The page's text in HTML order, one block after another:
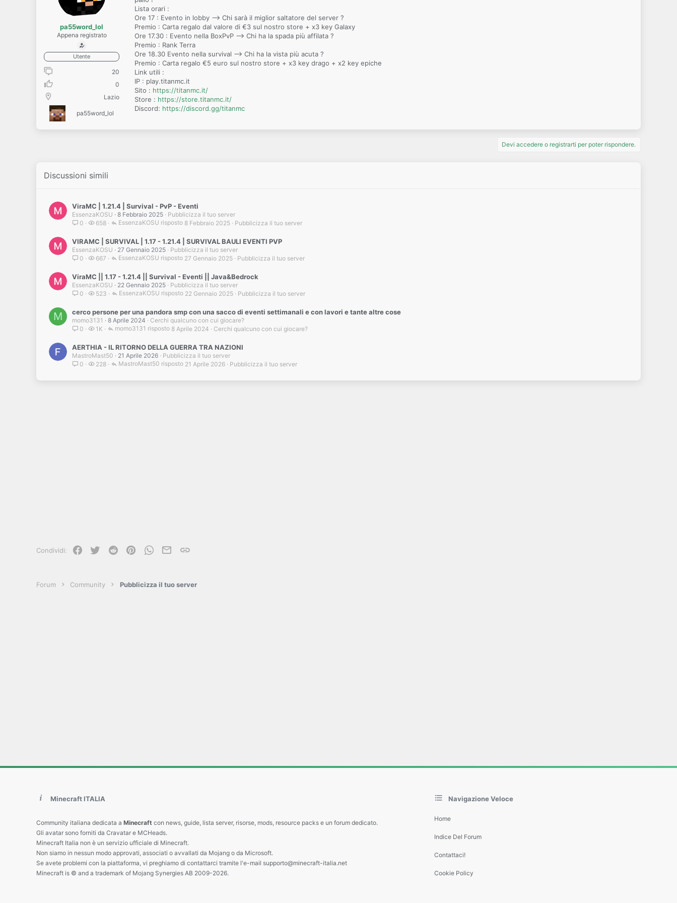
pa55word_lol
Appena registrato
Utente
20
0
Lazio
pa55word_lol
Lista orari :
Ore 17 : Evento in lobby --> Chi sarà il miglior saltatore del server ?
Premio : Carta regalo dal valore di €3 sul nostro store + x3 key Galaxy
Ore 17.30 : Evento nella BoxPvP --> Chi ha la spada più affilata ?
Premio : Rank Terra
Ore 18.30 Evento nella survival --> Chi ha la vista più acuta ?
Premio : Carta regalo €5 euro sul nostro store + x3 key drago + x2 key epiche
Link utili :
IP : play.titanmc.it
Sito : https://titanmc.it/
Store : https://store.titanmc.it/
Discord: https://discord.gg/titanmc
Devi accedere o registrarti per poter rispondere.
Discussioni simili
ViraMC | 1.21.4 | Survival - PvP - Eventi
EssenzaKOSU 8 Febbraio 2025
Pubblicizza il tuo server
0
658 Pubblicizza il tuo server
8 Febbraio 2025
EssenzaKOSU
VIRAMC | SURVIVAL | 1.17 - 1.21.4 | SURVIVAL BAULI EVENTI PVP
EssenzaKOSU 27 Gennaio 2025
Pubblicizza il tuo server
0
667 Pubblicizza il tuo server
27 Gennaio 2025
EssenzaKOSU
ViraMC || 1.17 - 1.21.4 || Survival - Eventi || Java&Bedrock
EssenzaKOSU 22 Gennaio 2025
Pubblicizza il tuo server
0
523 Pubblicizza il tuo server
22 Gennaio 2025
EssenzaKOSU
M cerco persone per una pandora smp con una sacco di eventi settimanali e con lavori e tante altre cose
momo3131 8 Aprile 2024
Cerchi qualcuno con cui giocare?
0
1K Cerchi qualcuno con cui giocare?
8 Aprile 2024
momo3131
AERTHIA - IL RITORNO DELLA GUERRA TRA NAZIONI
MastroMast50 21 Aprile 2026
Pubblicizza il tuo server
0
228 Pubblicizza il tuo server
21 Aprile 2026
MastroMast50
Condividi: Facebook
Twitter Reddit PinterestWhatsApp
e-mailLink
Forum Community Pubblicizza il tuo server
Minecraft ITALIA
Community italiana dedicata a Minecraft con news, guide, lista server, risorse, mods, resource packs e un forum dedicato.
Gli avatar sono forniti da Cravatar e MCHeads.
Minecraft Italia non è un servizio ufficiale di Minecraft.
Non siamo in nessun modo approvati, associati o avvallati da Mojang o da Microsoft.
Se avete problemi con la piattaforma, vi preghiamo di contattarci tramite l'e-mail supporto@minecraft-italia.net
Minecraft is © and a trademark of Mojang Synergies AB 2009-2026.
Navigazione Veloce
Home
Indice Del Forum
Contattaci!
Cookie Policy